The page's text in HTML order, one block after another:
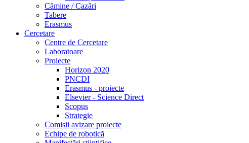
Cămine / Cazări
Tabere
Erasmus
Cercetare
Centre de Cercetare
Laboratoare
Proiecte
Horizon 2020
PNCDI
Erasmus - proiecte
Elsevier - Science Direct
Scopus
Strategie
Comisii avizare proiecte
Echipe de robotică